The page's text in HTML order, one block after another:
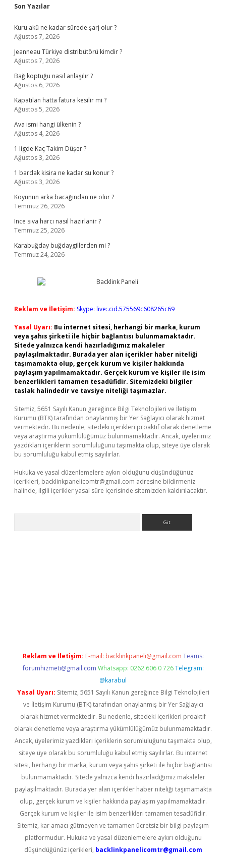
Sidebar
Son Yazılar
Kuru akü ne kadar sürede şarj olur ?
Ağustos 7, 2026
Jeanneau Türkiye distribütörü kimdir ?
Ağustos 7, 2026
Bağ koptuğu nasıl anlaşılır ?
Ağustos 6, 2026
Kapatılan hatta fatura kesilir mi ?
Ağustos 5, 2026
Ava ismi hangi ülkenin ?
Ağustos 4, 2026
1 ligde Kaç Takim Düşer ?
Ağustos 3, 2026
1 bardak kisira ne kadar su konur ?
Ağustos 3, 2026
Koyunun arka bacağından ne olur ?
Temmuz 26, 2026
Ince sıva harcı nasıl hazirlanir ?
Temmuz 25, 2026
Karabuğday buğdaygillerden mi ?
Temmuz 24, 2026
Reklam ve İletişim: Skype: live:.cid.575569c608265c69
Yasal Uyarı: Bu internet sitesi, herhangi bir marka, kurum
veya şahıs şirketi ile hiçbir bağlantısı bulunmamaktadır.
Sitede yalnızca kendi hazırladığımız makaleler
paylaşılmaktadır. Burada yer alan içerikler haber niteliği
taşımamakta olup, gerçek kurum ve kişiler hakkında
paylaşım yapılmamaktadır. Gerçek kurum ve kişiler ile isim
benzerlikleri tamamen tesadüfidir. Sitemizdeki bilgiler
taslak halindedir ve tavsiye niteliği taşımazlar.
Sitemiz, 5651 Sayılı Kanun gereğince Bilgi Teknolojileri ve İletişim
Kurumu (BTK) tarafından onaylanmış bir Yer Sağlayıcı olarak hizmet
vermektedir. Bu nedenle, sitedeki içerikleri proaktif olarak denetleme
veya araştırma yükümlülüğümüz bulunmamaktadır. Ancak, üyelerimiz
yazdıkları içeriklerin sorumluluğunu taşımakta olup, siteye üye olarak
bu sorumluluğu kabul etmiş sayılırlar.
Hukuka ve yasal düzenlemelere aykırı olduğunu düşündüğünüz
içerikleri, backlinkpanelicomtr@gmail.com adresine bildirmeniz
halinde, ilgili içerikler yasal süre içerisinde sitemizden kaldırılacaktır.
Reklam ve İletişim: E-mail: backlinkpaneli@gmail.com Teams:
forumhizmeti@gmail.com Whatsapp: 0262 606 0 726 Telegram:
@karabul
Yasal Uyarı: Sitemiz, 5651 Sayılı Kanun gereğince Bilgi Teknolojileri
ve İletişim Kurumu (BTK) tarafından onaylanmış bir Yer Sağlayıcı
olarak hizmet vermektedir. Bu nedenle, sitedeki içerikleri proaktif
olarak denetleme veya araştırma yükümlülüğümüz bulunmamaktadır.
Ancak, üyelerimiz yazdıkları içeriklerin sorumluluğunu taşımakta olup,
siteye üye olarak bu sorumluluğu kabul etmiş sayılırlar. Bu internet
sitesi, herhangi bir marka, kurum veya şahıs şirketi ile hiçbir bağlantısı
bulunmamaktadır. Sitede yalnızca kendi hazırladığımız makaleler
paylaşılmaktadır. Burada yer alan içerikler haber niteliği taşımamakta
olup, gerçek kurum ve kişiler hakkında paylaşım yapılmamaktadır.
Gerçek kurum ve kişiler ile isim benzerlikleri tamamen tesadüfidir.
Sitemiz, kar amacı gütmeyen ve tamamen ücretsiz bir bilgi paylaşım
platformudur. Hukuka ve yasal düzenlemelere aykırı olduğunu
düşündüğünüz içerikleri, backlinkpanelicomtr@gmail.com